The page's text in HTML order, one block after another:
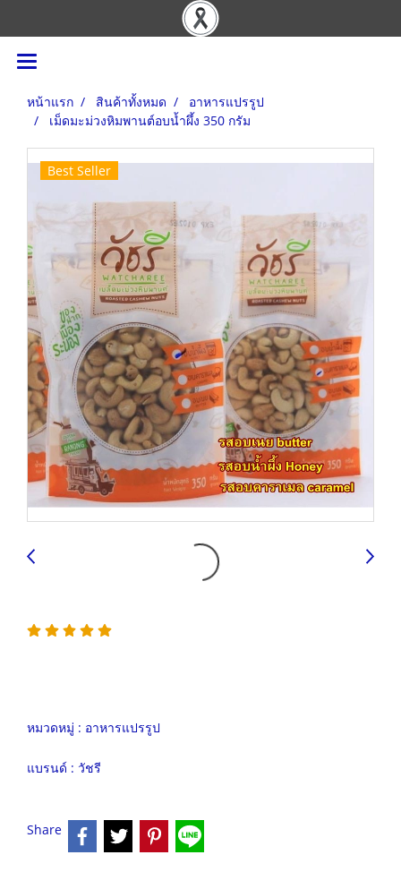
หน้าแรก สินค้าทั้งหมด
อาหารแปรรูป
เม็ดมะม่วงหิมพานต์อบน้ำผึ้ง 350 กรัม
Best Seller
หมวดหมู่ : อาหารแปรรูป
แบรนด์ : วัชรี
Share